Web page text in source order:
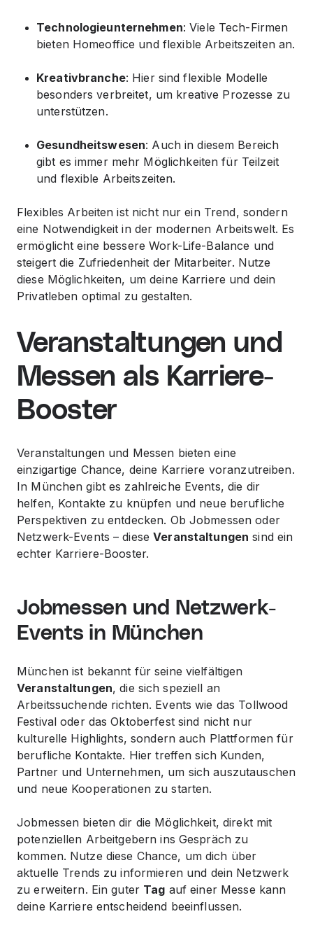
Technologieunternehmen: Viele Tech-Firmen
bieten Homeoffice und flexible Arbeitszeiten an.
Kreativbranche: Hier sind flexible Modelle
besonders verbreitet, um kreative Prozesse zu
unterstützen.
Gesundheitswesen: Auch in diesem Bereich
gibt es immer mehr Möglichkeiten für Teilzeit
und flexible Arbeitszeiten.
Flexibles Arbeiten ist nicht nur ein Trend, sondern
eine Notwendigkeit in der modernen Arbeitswelt. Es
ermöglicht eine bessere Work-Life-Balance und
steigert die Zufriedenheit der Mitarbeiter. Nutze
diese Möglichkeiten, um deine Karriere und dein
Privatleben optimal zu gestalten.
Veranstaltungen und
Messen als Karriere-
Booster
Veranstaltungen und Messen bieten eine
einzigartige Chance, deine Karriere voranzutreiben.
In München gibt es zahlreiche Events, die dir
helfen, Kontakte zu knüpfen und neue berufliche
Perspektiven zu entdecken. Ob Jobmessen oder
Netzwerk-Events – dieseVeranstaltungen sind ein
echter Karriere-Booster.
Jobmessen und Netzwerk-
Events in München
München ist bekannt für seine vielfältigen
Veranstaltungen, die sich speziell an
Arbeitssuchende richten. Events wie das Tollwood
Festival oder das Oktoberfest sind nicht nur
kulturelle Highlights, sondern auch Plattformen für
berufliche Kontakte. Hier treffen sich Kunden,
Partnerund Unternehmen, um sich auszutauschen
und neue Kooperationen zu starten.
Jobmessen bieten dir die Möglichkeit, direkt mit
potenziellen Arbeitgebern ins Gespräch zu
kommen. Nutze diese Chance, um dich über
aktuelle Trends zu informieren und dein Netzwerk
zu erweitern. Ein guter Tag auf einer Messe kann
deine Karriere entscheidend beeinflussen.